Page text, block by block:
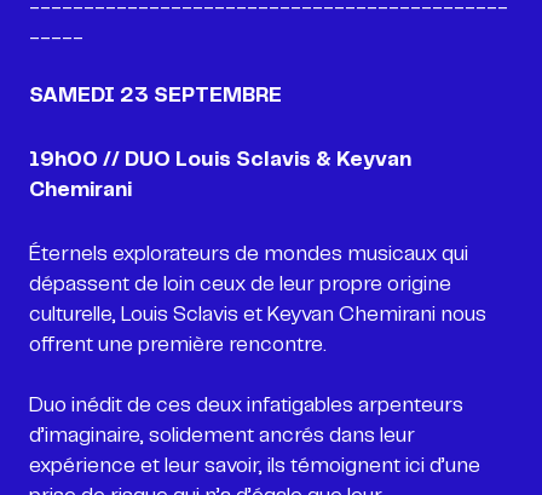
SAMEDI 23 SEPTEMBRE
19h00 // DUO Louis Sclavis & Keyvan
Chemirani
Éternels explorateurs de mondes musicaux qui
dépassent de loin ceux de leur propre origine
culturelle, Louis Sclavis et Keyvan Chemirani nous
offrent une première rencontre.
Duo inédit de ces deux infatigables arpenteurs
d’imaginaire, solidement ancrés dans leur
expérience et leur savoir, ils témoignent ici d’une